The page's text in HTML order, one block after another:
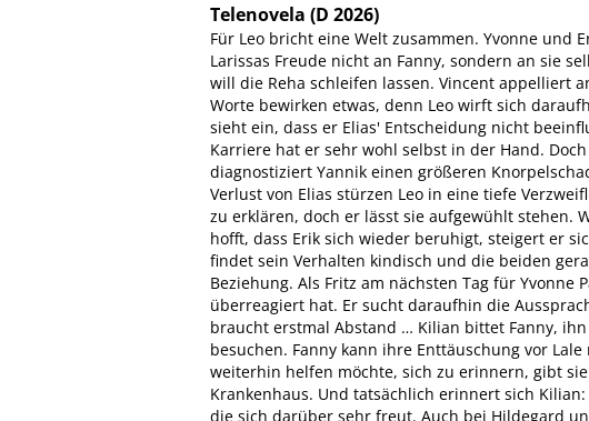
Telenovela (D 2026)
Für Leo bricht eine Welt zusammen. Yvonne und
Larissas Freude nicht an Fanny, sondern an sie
will die Reha schleifen lassen. Vincent appelliert
Worte bewirken etwas, denn Leo wirft sich
sieht ein, dass er Elias' Entscheidung nicht
Karriere hat er sehr wohl selbst in der Hand.
diagnostiziert Yannik einen größeren
Verlust von Elias stürzen Leo in eine tiefe
zu erklären, doch er lässt sie aufgewühlt stehen.
hofft, dass Erik sich wieder beruhigt, steigert er
findet sein Verhalten kindisch und die beiden
Beziehung. Als Fritz am nächsten Tag für Yvonne
überreagiert hat. Er sucht daraufhin die
braucht erstmal Abstand … Kilian bittet Fanny,
besuchen. Fanny kann ihre Enttäuschung vor
weiterhin helfen möchte, sich zu erinnern, gibt
Krankenhaus. Und tatsächlich erinnert sich
die sich darüber sehr freut. Auch bei Hildegard